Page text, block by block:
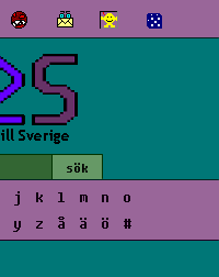
j k l m n
o
y z å ä ö #